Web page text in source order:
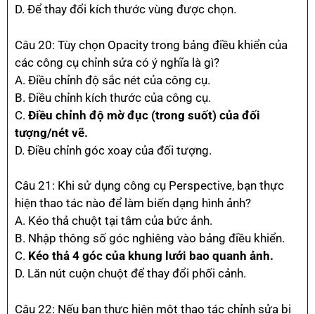
D. Để thay đổi kích thước vùng được chọn.
Câu 20: Tùy chọn Opacity trong bảng điều khiển của
các công cụ chỉnh sửa có ý nghĩa là gì?
A. Điều chỉnh độ sắc nét của công cụ.
B. Điều chỉnh kích thước của công cụ.
C. Điều chỉnh độ mờ đục (trong suốt) của đối
tượng/nét vẽ.
D. Điều chỉnh góc xoay của đối tượng.
Câu 21: Khi sử dụng công cụ Perspective, bạn thực
hiện thao tác nào để làm biến dạng hình ảnh?
A. Kéo thả chuột tại tâm của bức ảnh.
B. Nhập thông số góc nghiêng vào bảng điều khiển.
C. Kéo thả 4 góc của khung lưới bao quanh ảnh.
D. Lăn nút cuộn chuột để thay đổi phối cảnh.
Câu 22: Nếu bạn thực hiện một thao tác chỉnh sửa bị